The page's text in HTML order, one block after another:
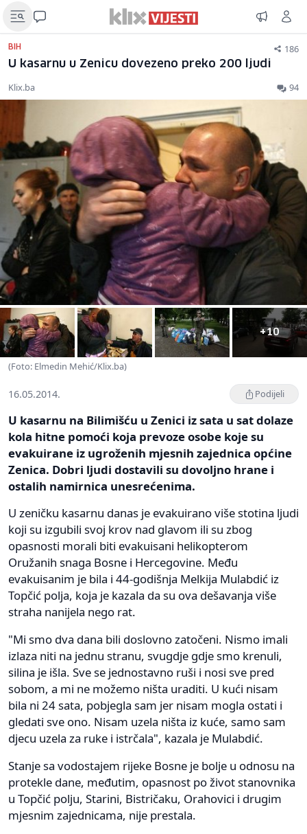
BIH 186
U kasarnu u Zenicu dovezeno preko 200 ljudi
Klix.ba 94
+10
(Foto: Elmedin Mehić/Klix.ba)
16.05.2014. Podijeli
U kasarnu na Bilimišću u Zenici iz sata u sat dolaze
kola hitne pomoći koja prevoze osobe koje su
evakuirane iz ugroženih mjesnih zajednica općine
Zenica. Dobri ljudi dostavili su dovoljno hrane i
ostalih namirnica unesrećenima.
U zeničku kasarnu danas je evakuirano više stotina ljudi
koji su izgubili svoj krov nad glavom ili su zbog
opasnosti morali biti evakuisani helikopterom
Oružanih snaga Bosne i Hercegovine. Među
evakuisanim je bila i 44-godišnja Melkija Mulabdić iz
Topčić polja, koja je kazala da su ova dešavanja više
straha nanijela nego rat.
"Mi smo dva dana bili doslovno zatočeni. Nismo imali
izlaza niti na jednu stranu, svugdje gdje smo krenuli,
silina je išla. Sve se jednostavno ruši i nosi sve pred
sobom, a mi ne možemo ništa uraditi. U kući nisam
bila ni 24 sata, pobjegla sam jer nisam mogla ostati i
gledati sve ono. Nisam uzela ništa iz kuće, samo sam
djecu uzela za ruke i istrčala", kazala je Mulabdić.
Stanje sa vodostajem rijeke Bosne je bolje u odnosu na
protekle dane, međutim, opasnost po život stanovnika
u Topčić polju, Starini, Bistričaku, Orahovici i drugim
mjesnim zajednicama, nije prestala.